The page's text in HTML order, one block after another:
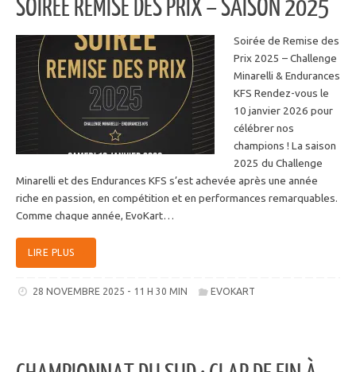
SOIRÉE REMISE DES PRIX – SAISON 2025
Soirée de Remise des
Prix 2025 – Challenge
Minarelli & Endurances
KFS Rendez-vous le
10 janvier 2026 pour
célébrer nos
champions ! La saison
2025 du Challenge
Minarelli et des Endurances KFS s’est achevée après une année
riche en passion, en compétition et en performances remarquables.
Comme chaque année, EvoKart…
LIRE PLUS
28 NOVEMBRE 2025 - 11 H 30 MIN EVOKART